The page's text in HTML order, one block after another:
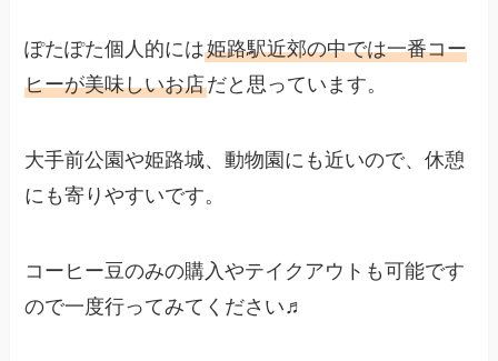
ぽたぽた個人的には姫路駅近郊の中では一番コー
ヒーが美味しいお店だと思っています。
大手前公園や姫路城、動物園にも近いので、休憩
にも寄りやすいです。
コーヒー豆のみの購入やテイクアウトも可能です
ので一度行ってみてください♬